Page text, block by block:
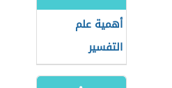
أهمية علم
التفسير